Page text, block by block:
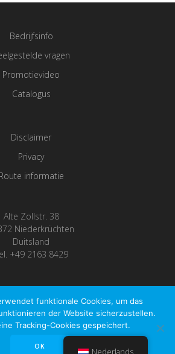
Bedrijfsinfo
vragen
Promotievideo
Catalogus
Disclaimer
Privacy
Route informatie
Alte Zollstr. 38
Niederkrüchten
Duitsland
+49 2163 8429
GmbH ©2023
©2023. Gebouwd met WordPress en
EmpowerWP thema . Nederlands
funktionale Cookies, um das
der Website sicherzustellen.
Tracking-Cookies gespeichert.
OK